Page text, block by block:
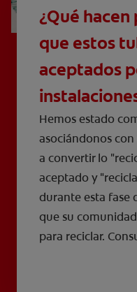
¿Qué
que estos
aceptados
Hemos estado
asociándonos
a convertir lo
aceptado y
durante esta fase
que su
para reciclar.